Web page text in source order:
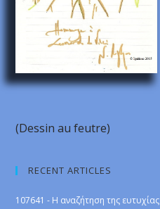
(Dessin au feutre)
RECENT ARTICLES
107641 - Η αναζήτηση της ευτυχίας